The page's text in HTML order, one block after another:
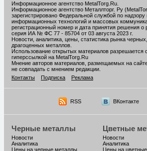
Информационное агентство MetalTorg.Ru
Информационное агентство Металлторг. Ру
зарегистрировано Федеральной службой по надзору
информационных технологий и массовых
регистрационный номер и дата принятия решения о
серия ИА № ФС 77 - 85704 от 03 августа 2023 г.
Новости, аналитика, цены, статистика рынка
драгоценных металлов.
Использование открытых материалов разрешается
гиперссылкой на MetalTorg.Ru
Мнение авторов материалов, размещаемых на
не совпадать с мнением редакции.
Контакты
Подписка Реклама
RSS ВКонтакте
Черные металлы
Новости
Аналитика
Цены на черные металлы
Цветные
Новости
Аналитика
Цены на